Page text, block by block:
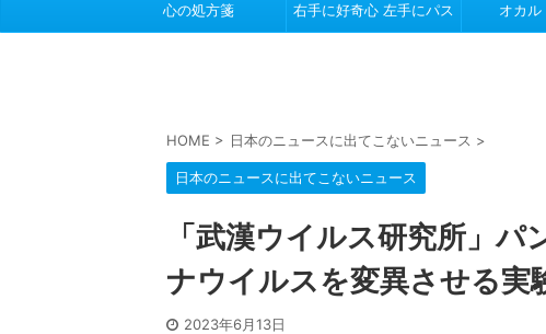
い
心の処方箋 右手に好奇心 左手にパス オカル
HOME > 日本のニュースに出てこないニュース >
日本のニュースに出てこないニュース
「武漢ウイルス研究所」
ナウイルスを変異させる実
2023年6月13日